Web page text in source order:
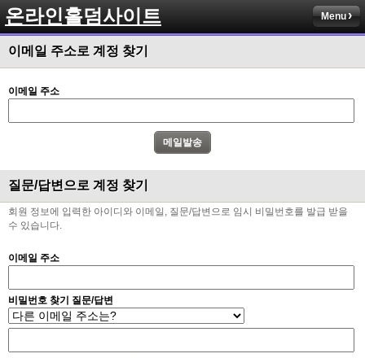
온라인홀덤사이트 Menu
이메일 주소로 계정 찾기
이메일 주소
질문/답변으로 계정 찾기
회원 정보에 입력한 아이디와 이메일, 질문/답변으로 임시 비밀번호를 발급 받을
수 있습니다.
이메일 주소
비밀번호 찾기 질문/답변